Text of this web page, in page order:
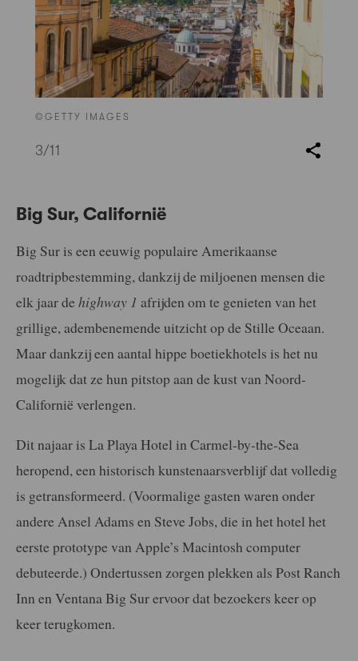
©GETTY IMAGES
3/11
Big Sur, Californië
Big Sur is een eeuwig populaire Amerikaanse
roadtripbestemming, dankzij de miljoenen mensen die
elk jaar de highway 1 afrijden om te genieten van het
grillige, adembenemende uitzicht op de Stille Oceaan.
Maar dankzij een aantal hippe boetiekhotels is het nu
mogelijk dat ze hun pitstop aan de kust van Noord-
Californië verlengen.
Dit najaar is La Playa Hotel in Carmel-by-the-Sea
heropend, een historisch kunstenaarsverblijf dat volledig
is getransformeerd. (Voormalige gasten waren onder
andere Ansel Adams en Steve Jobs, die in het hotel het
eerste prototype van Apple’s Macintosh computer
debuteerde.) Ondertussen zorgen plekken als Post Ranch
Inn en Ventana Big Sur ervoor dat bezoekers keer op
keer terugkomen.